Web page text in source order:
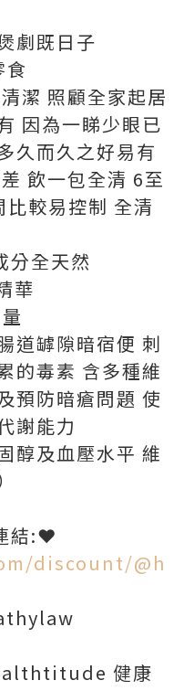
劇既日子
食
潔 照顧全家起居
因為一睇少眼已
久而久之好易有
飲一包全清 6至
較易控制 全清
全天然
華
道罅隙暗宿便 刺
的毒素 含多種維
預防暗瘡問題 使
謝能力
醇及血壓水平 維
結:❤️
discount/@h
健康